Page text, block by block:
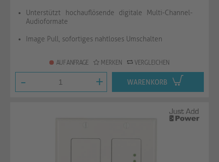
Unterstützt hochauflösende digitale Multi-Channel-
Audioformate
Image Pull, sofortiges nahtloses Umschalten
AUF ANFRAGE MERKEN VERGLEICHEN
- + WARENKORB